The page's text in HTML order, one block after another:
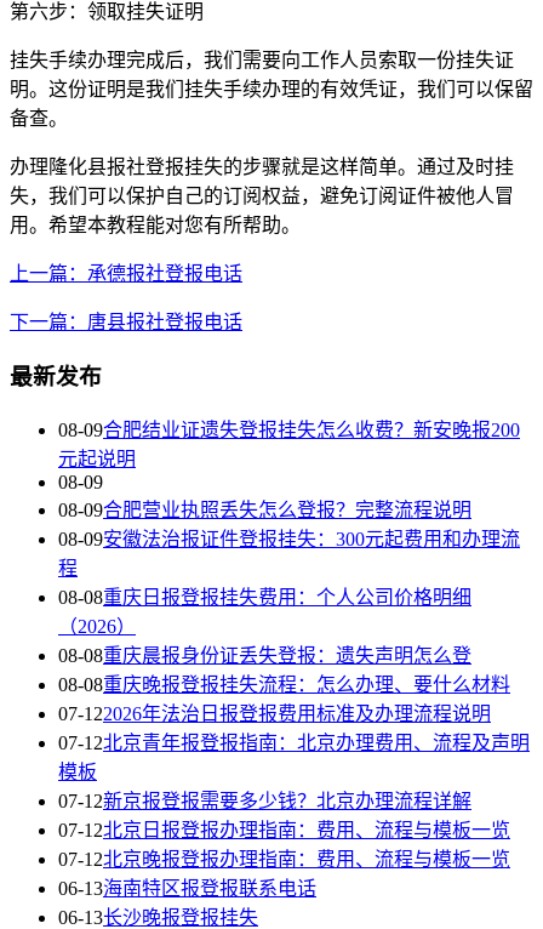
第六步：领取挂失证明
挂失手续办理完成后，我们需要向工作人员索取一份挂失证
明。这份证明是我们挂失手续办理的有效凭证，我们可以保留
备查。
办理隆化县报社登报挂失的步骤就是这样简单。通过及时挂
失，我们可以保护自己的订阅权益，避免订阅证件被他人冒
用。希望本教程能对您有所帮助。
上一篇：承德报社登报电话
下一篇：唐县报社登报电话
最新发布
08-09合肥结业证遗失登报挂失怎么收费？新安晚报200
元起说明
08-09
08-09合肥营业执照丢失怎么登报？完整流程说明
08-09安徽法治报证件登报挂失：300元起费用和办理流
程
08-08重庆日报登报挂失费用：个人公司价格明细
（2026）
08-08重庆晨报身份证丢失登报：遗失声明怎么登
08-08重庆晚报登报挂失流程：怎么办理、要什么材料
07-122026年法治日报登报费用标准及办理流程说明
07-12北京青年报登报指南：北京办理费用、流程及声明
模板
07-12新京报登报需要多少钱？北京办理流程详解
07-12北京日报登报办理指南：费用、流程与模板一览
07-12北京晚报登报办理指南：费用、流程与模板一览
06-13海南特区报登报联系电话
06-13长沙晚报登报挂失